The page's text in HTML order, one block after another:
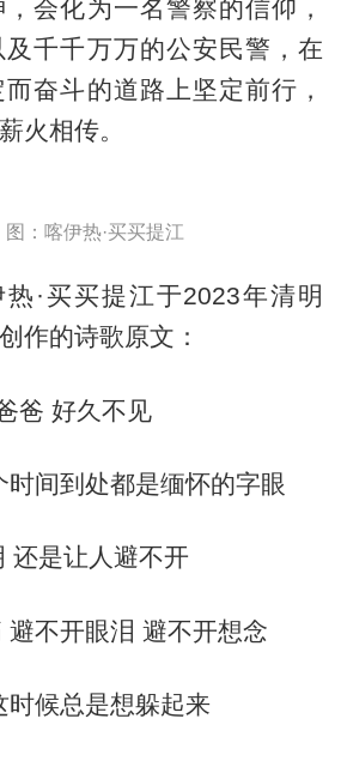
会化为一名警察的信仰，
千千万万的公安民警，在
奋斗的道路上坚定前行，
火相传。
图：喀伊热·买买提江
热·买买提江于2023年清明
作的诗歌原文：
爸 好久不见
时间到处都是缅怀的字眼
还是让人避不开
避不开眼泪 避不开想念
时候总是想躲起来